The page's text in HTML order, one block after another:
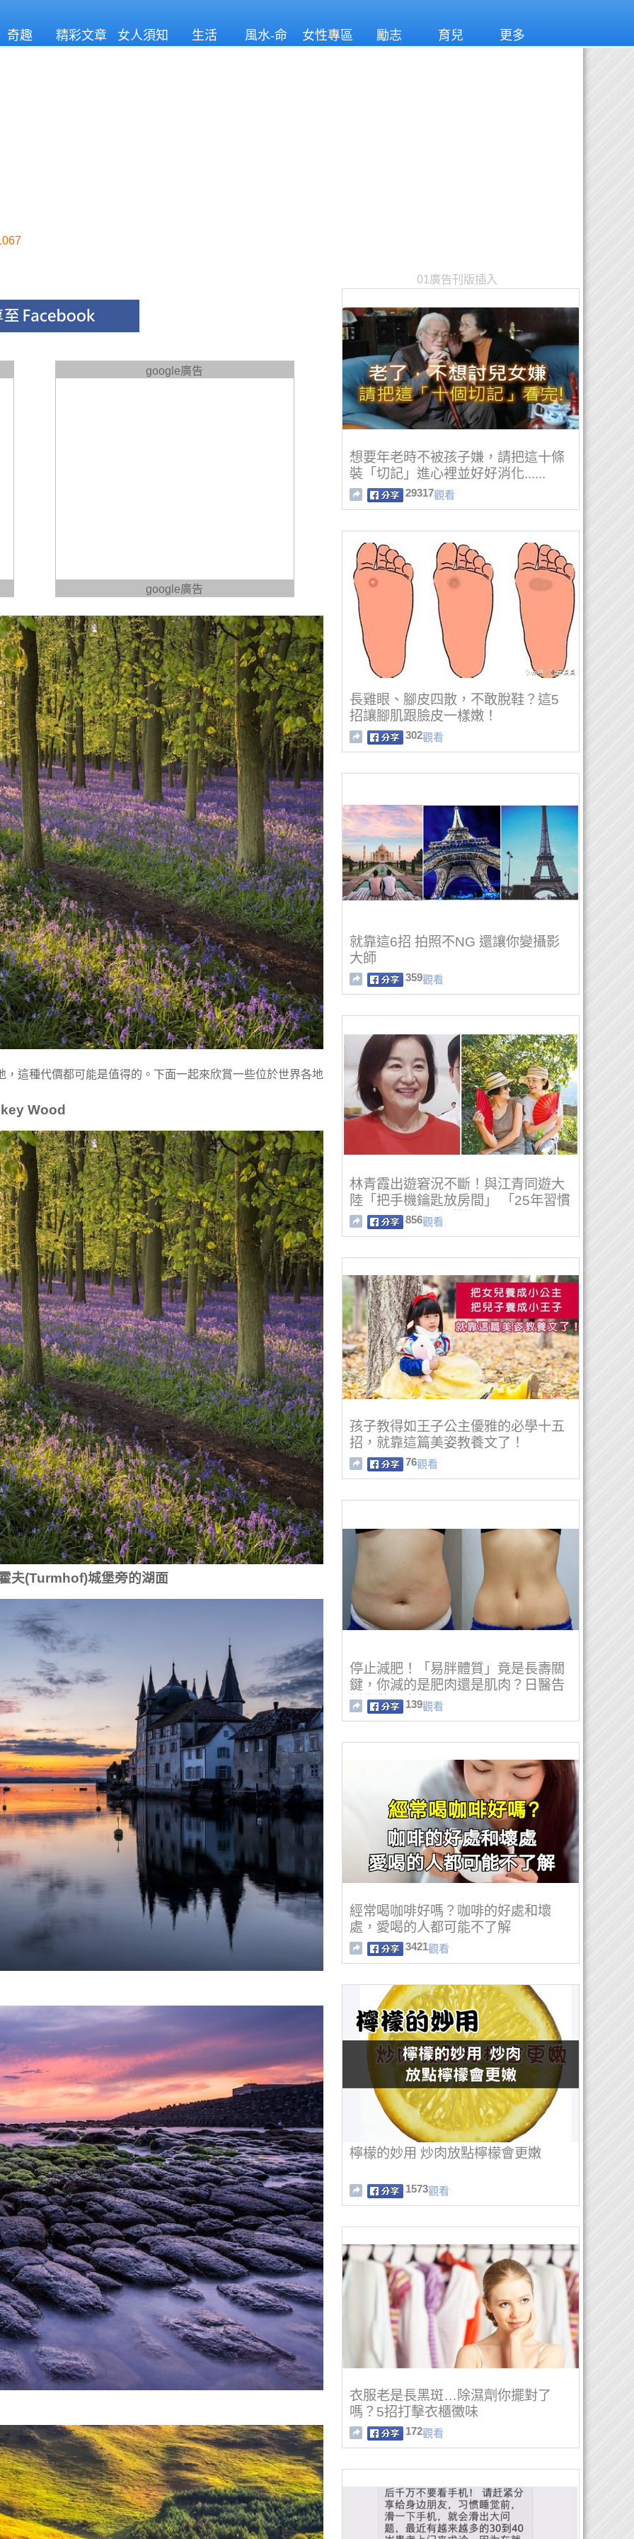
奇趣 精彩文章 女人須知 生活
風水-命
女性專區 勵志 育兒 更多
google廣告
google廣告
這種代價都可能是值得的。下面一起來欣賞一些位於世界各地
Wood
夫(Turmhof)城堡旁的湖面
01廣告刊版插入
想要年老時不被孩子嫌，請把這十條
裝「切記」進心裡並好好消化......
29317觀看
長雞眼、腳皮四散，不敢脫鞋？這5
招讓腳肌跟臉皮一樣嫩！
302觀看
就靠這6招 拍照不NG 還讓你變攝影
大師
359觀看
林青霞出遊窘況不斷！與江青同遊大
陸「把手機鑰匙放房間」 「25年習慣
被伺候」缺乏生活技巧
856觀看
孩子教得如王子公主優雅的必學十五
招，就靠這篇美姿教養文了！
76觀看
停止減肥！「易胖體質」竟是長壽關
鍵，你減的是肥肉還是肌肉？日醫告
訴你驚人真相！
139觀看
經常喝咖啡好嗎？咖啡的好處和壞
處，愛喝的人都可能不了解
3421觀看
檸檬的妙用 炒肉放點檸檬會更嫩
1573觀看
衣服老是長黑斑…除濕劑你擺對了
嗎？5招打擊衣櫃黴味
172觀看